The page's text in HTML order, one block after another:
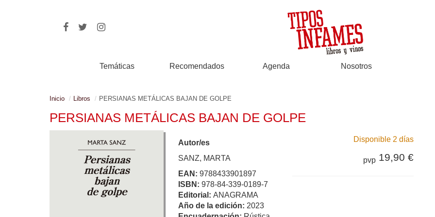
Temáticas Recomendados Agenda Nosotros
Inicio Libros PERSIANAS METÁLICAS BAJAN DE GOLPE
PERSIANAS METÁLICAS BAJAN DE GOLPE
Autor/es
SANZ, MARTA
EAN: 9788433901897
ISBN: 978-84-339-0189-7
Editorial: ANAGRAMA
Año de la edición: 2023
Disponible 2 días
pvp 19,90 €